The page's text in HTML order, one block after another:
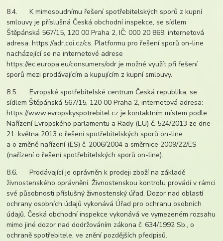
8.4. K mimosoudnímu řešení spotřebitelských sporů z kupní
smlouvy je příslušná Česká obchodní inspekce, se sídlem
Štěpánská 567/15, 120 00 Praha 2, IČ: 000 20 869, internetová
adresa: https://adr.coi.cz/cs. Platformu pro řešení sporů on-line
nacházející se na internetové adrese
https://ec.europa.eu/consumers/odr je možné využít při řešení
sporů mezi prodávajícím a kupujícím z kupní smlouvy.
8.5. Evropské spotřebitelské centrum Česká republika, se
sídlem Štěpánská 567/15, 120 00 Praha 2, internetová adresa:
https://www.evropskyspotrebitel.cz je kontaktním místem podle
Nařízení Evropského parlamentu a Rady (EU) č. 524/2013 ze dne
21. května 2013 o řešení spotřebitelských sporů on-line
a o změně nařízení (ES) č. 2006/2004 a směrnice 2009/22/ES
(nařízení o řešení spotřebitelských sporů on-line).
8.6. Prodávající je oprávněn k prodeji zboží na základě
živnostenského oprávnění. Živnostenskou kontrolu provádí v rámci
své působnosti příslušný živnostenský úřad. Dozor nad oblastí
ochrany osobních údajů vykonává Úřad pro ochranu osobních
údajů. Česká obchodní inspekce vykonává ve vymezeném rozsahu
mimo jiné dozor nad dodržováním zákona č. 634/1992 Sb., o
ochraně spotřebitele, ve znění pozdějších předpisů.